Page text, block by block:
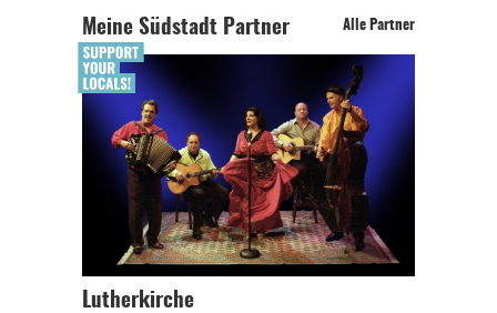
Meine Südstadt Partner Alle Partner
Lutherkirche